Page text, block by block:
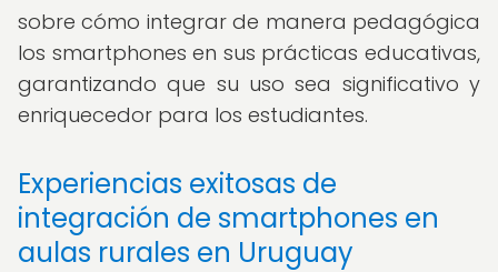
sobre cómo integrar de manera pedagógica
los smartphones en sus prácticas educativas,
garantizando que su uso sea significativo y
enriquecedor para los estudiantes.
Experiencias exitosas de
integración de smartphones en
aulas rurales en Uruguay